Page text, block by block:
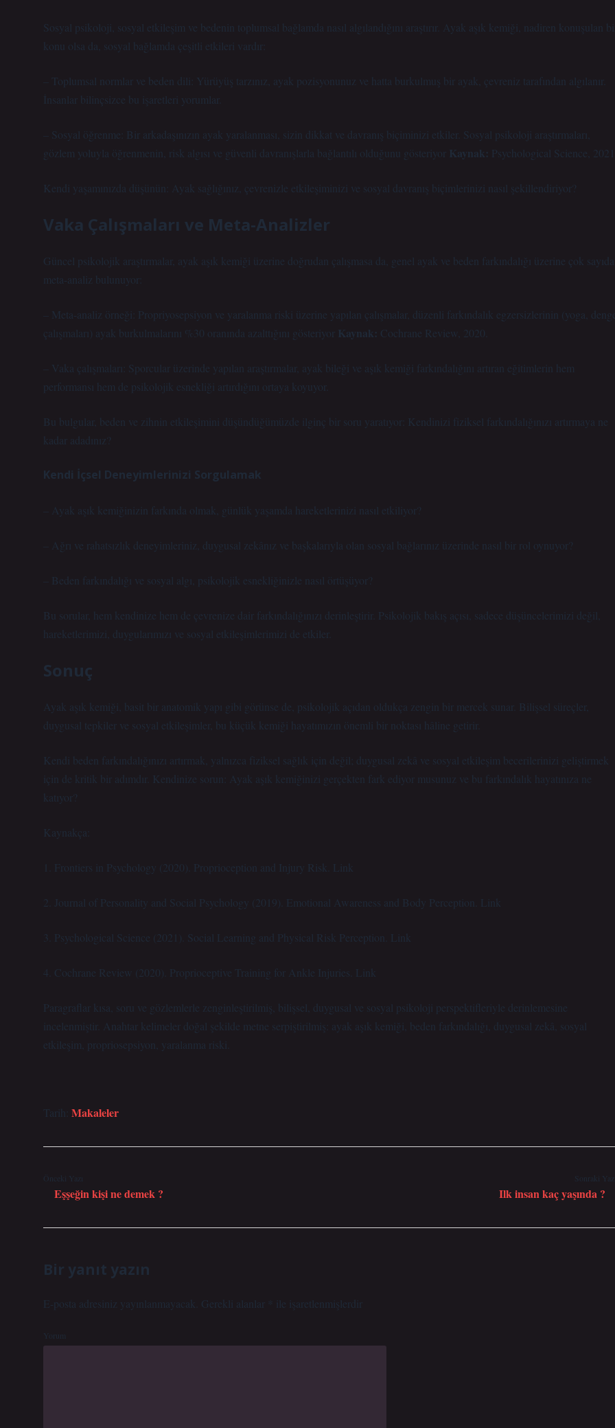
Sosyal psikoloji, sosyal etkileşim ve bedenin toplumsal bağlamda nasıl algılandığını araştırır. Ayak aşık kemiği, nadiren konuşulan
konu olsa da, sosyal bağlamda çeşitli etkileri vardır:
– Toplumsal normlar ve beden dili: Yürüyüş tarzınız, ayak pozisyonunuz ve hatta burkulmuş bir ayak, çevreniz tarafından algılanır.
İnsanlar bilinçsizce bu işaretleri yorumlar.
– Sosyal öğrenme: Bir arkadaşınızın ayak yaralanması, sizin dikkat ve davranış biçiminizi etkiler. Sosyal psikoloji araştırmaları,
gözlem yoluyla öğrenmenin, risk algısı ve güvenli davranışlarla bağlantılı olduğunu gösteriyor Kaynak: Psychological Science,
Kendi yaşamınızda düşünün: Ayak sağlığınız, çevrenizle etkileşiminizi ve sosyal davranış biçimlerinizi nasıl şekillendiriyor?
Vaka Çalışmaları ve Meta-Analizler
Güncel psikolojik araştırmalar, ayak aşık kemiği üzerine doğrudan çalışmasa da, genel ayak ve beden farkındalığı üzerine çok sayıda
meta-analiz bulunuyor:
– Meta-analiz örneği: Propriyosepsiyon ve yaralanma riski üzerine yapılan çalışmalar, düzenli farkındalık egzersizlerinin (yoga,
çalışmaları) ayak burkulmalarını %30 oranında azalttığını gösteriyor Kaynak: Cochrane Review, 2020.
– Vaka çalışmaları: Sporcular üzerinde yapılan araştırmalar, ayak bileği ve aşık kemiği farkındalığını artıran eğitimlerin hem
performansı hem de psikolojik esnekliği artırdığını ortaya koyuyor.
Bu bulgular, beden ve zihnin etkileşimini düşündüğümüzde ilginç bir soru yaratıyor: Kendinizi fiziksel farkındalığınızı artırmaya ne
kadar adadınız?
Kendi İçsel Deneyimlerinizi Sorgulamak
– Ayak aşık kemiğinizin farkında olmak, günlük yaşamda hareketlerinizi nasıl etkiliyor?
– Ağrı ve rahatsızlık deneyimleriniz, duygusal zekânız ve başkalarıyla olan sosyal bağlarınız üzerinde nasıl bir rol oynuyor?
– Beden farkındalığı ve sosyal algı, psikolojik esnekliğinizle nasıl örtüşüyor?
Bu sorular, hem kendinize hem de çevrenize dair farkındalığınızı derinleştirir. Psikolojik bakış açısı, sadece düşüncelerimizi değil,
hareketlerimizi, duygularımızı ve sosyal etkileşimlerimizi de etkiler.
Sonuç
Ayak aşık kemiği, basit bir anatomik yapı gibi görünse de, psikolojik açıdan oldukça zengin bir mercek sunar. Bilişsel süreçler,
duygusal tepkiler ve sosyal etkileşimler, bu küçük kemiği hayatımızın önemli bir noktası hâline getirir.
Kendi beden farkındalığınızı artırmak, yalnızca fiziksel sağlık için değil; duygusal zekâ ve sosyal etkileşim becerilerinizi geliştirmek
için de kritik bir adımdır. Kendinize sorun: Ayak aşık kemiğinizi gerçekten fark ediyor musunuz ve bu farkındalık hayatınıza ne
katıyor?
Kaynakça:
1. Frontiers in Psychology (2020). Proprioception and Injury Risk. Link
2. Journal of Personality and Social Psychology (2019). Emotional Awareness and Body Perception. Link
3. Psychological Science (2021). Social Learning and Physical Risk Perception. Link
4. Cochrane Review (2020). Proprioceptive Training for Ankle Injuries. Link
Paragraflar kısa, soru ve gözlemlerle zenginleştirilmiş, bilişsel, duygusal ve sosyal psikoloji perspektifleriyle derinlemesine
incelenmiştir. Anahtar kelimeler doğal şekilde metne serpiştirilmiş: ayak aşık kemiği, beden farkındalığı, duygusal zekâ, sosyal
etkileşim, propriosepsiyon, yaralanma riski.
Tarih: Makaleler
Önceki Yazı
Eşşeğin kişi ne demek ?
Sonraki
Ilk insan kaç yaşında ?
Bir yanıt yazın
E-posta adresiniz yayınlanmayacak. Gerekli alanlar ile işaretlenmişlerdir
Yorum